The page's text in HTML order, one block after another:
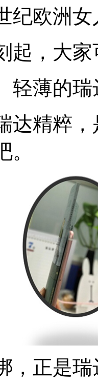
纪欧洲
，大家
薄的瑞
精粹，
正是瑞